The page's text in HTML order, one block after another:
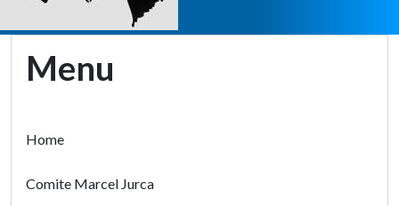
Menu
Home
Comite Marcel Jurca